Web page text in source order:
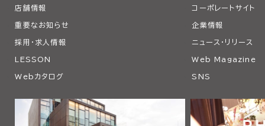
店舗情報 コーポレートサイト
重要なお知らせ 企業情報
採用・求人情報 ニュース・リリース
LESSON Web Magazine
Webカタログ SNS